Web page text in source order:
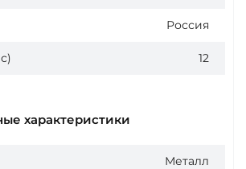
Россия
12
характеристики
Металл